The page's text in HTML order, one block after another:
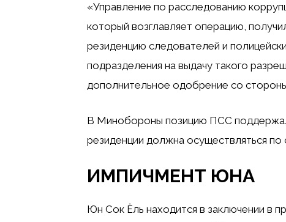
«Управление по расследованию
который возглавляет операцию,
резиденцию следователей и
подразделения на выдачу такого
дополнительное одобрение со
В Минобороны позицию ПСС
резиденции должна осуществляться по
ИМПИЧМЕНТ ЮНА
Юн Сок Ёль находится в заключении в